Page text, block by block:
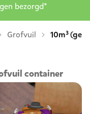
Grofvuil 10m³
container